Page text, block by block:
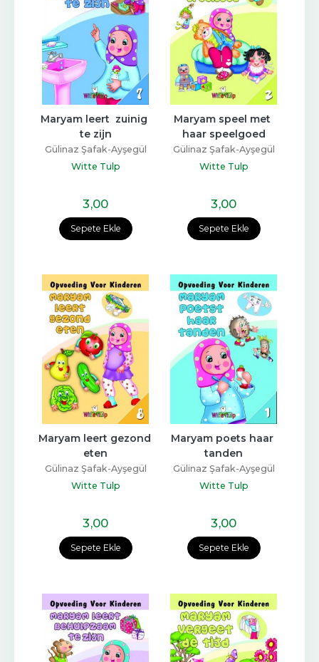
Sepete Ekle
Maryam leert  zuinig
te zijn
Gülinaz Şafak-Ayşegül
Coşkun
Witte Tulp
3,00
Sepete Ekle
Maryam speel met
haar speelgoed
Gülinaz Şafak-Ayşegül
Coşkun
Witte Tulp
3,00
Sepete Ekle
Maryam leert gezond
eten
Gülinaz Şafak-Ayşegül
Coşkun
Witte Tulp
3,00
Sepete Ekle
Maryam poets haar
tanden
Gülinaz Şafak-Ayşegül
Coşkun
Witte Tulp
3,00